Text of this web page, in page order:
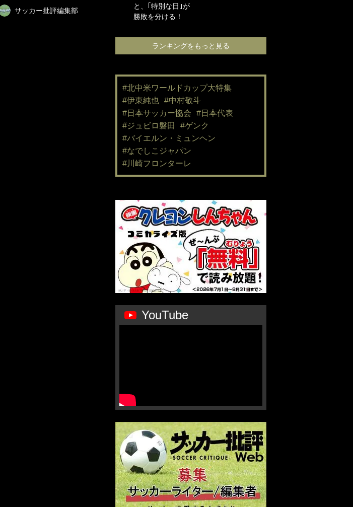
サッカー批評編集部
と、｢特別な日｣が
勝敗を分ける！
ランキングをもっと見る
#北中米ワールドカップ大特集
#伊東純也 #中村敬斗
#日本サッカー協会
#日本代表
#ジュビロ磐田
#ゲンク
#バイエルン・ミュンヘン
#なでしこジャパン
#川崎フロンターレ
YouTube